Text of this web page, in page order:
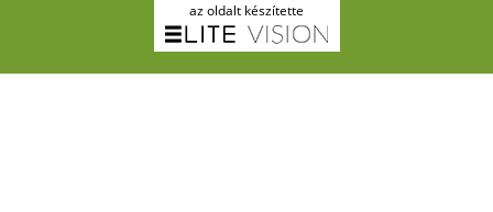
az oldalt készítette